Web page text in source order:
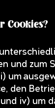
Cookies?
und zum
um
den
iv) um